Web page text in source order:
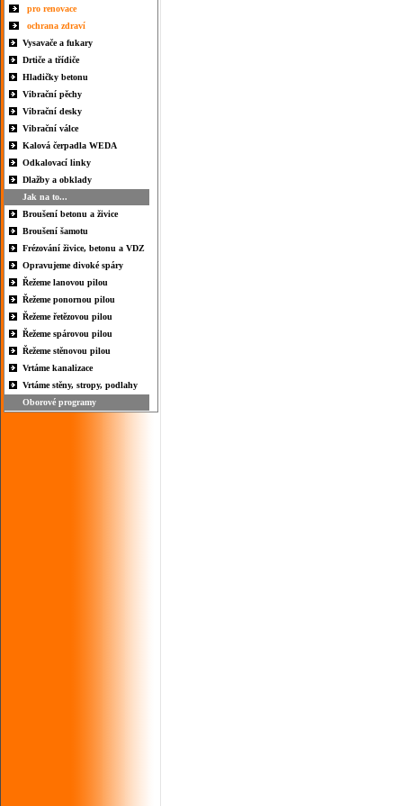
pro renovace
ochrana zdraví
Vysavače a fukary
Drtiče a třídiče
Hladičky betonu
Vibrační pěchy
Vibrační desky
Vibrační válce
Kalová čerpadla WEDA
Odkalovací linky
Dlažby a obklady
Jak na to...
Broušení betonu a živice
Broušení šamotu
Frézování živice, betonu a VDZ
Opravujeme divoké spáry
Řežeme lanovou pilou
Řežeme ponornou pilou
Řežeme řetězovou pilou
Řežeme spárovou pilou
Řežeme stěnovou pilou
Vrtáme kanalizace
Vrtáme stěny, stropy, podlahy
Oborové programy